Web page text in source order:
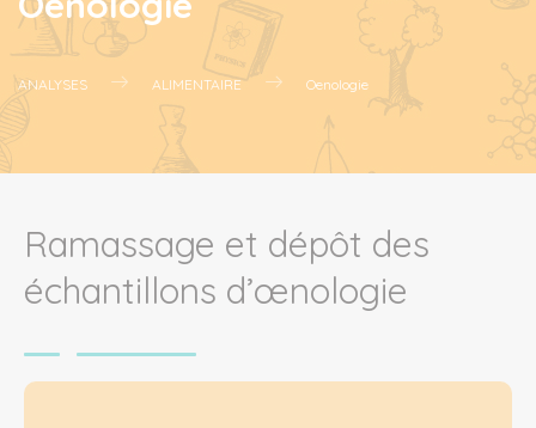
ANALYSES ALIMENTAIRE Oenologie
Ramassage et dépôt des
échantillons d’œnologie